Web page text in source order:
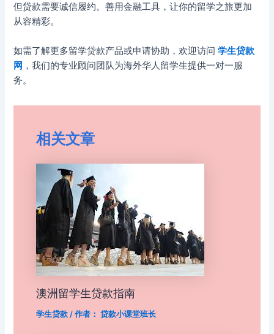
但贷款需要诚信履约。善用金融工具，让你的留学之旅更加
从容精彩。
如需了解更多留学贷款产品或申请协助，欢迎访问学生贷款
网 ，我们的专业顾问团队为海外华人留学生提供一对一服
务。
相关文章
澳洲留学生贷款指南
学生贷款/ 作者： 贷款小课堂班长